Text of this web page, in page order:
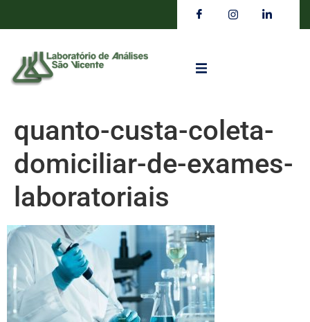
quanto-custa-coleta-
domiciliar-de-exames-
laboratoriais